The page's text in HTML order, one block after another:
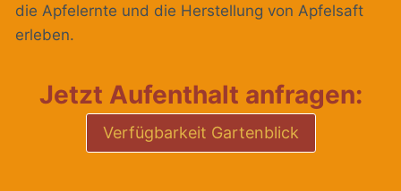
die Apfelernte und die Herstellung von Apfelsaft
erleben.
Jetzt Aufenthalt anfragen:
Verfügbarkeit Gartenblick